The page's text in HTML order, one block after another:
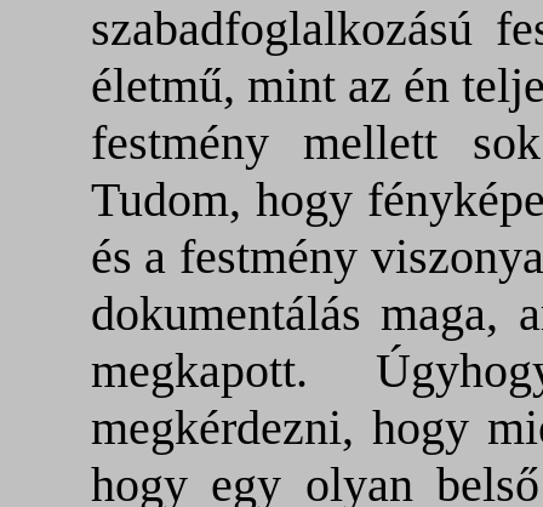
szabadfoglalkozású
életmű, mint az én
festmény mellett
Tudom, hogy
és a festmény
dokumentálás maga,
megkapott.
megkérdezni, hogy
hogy egy olyan